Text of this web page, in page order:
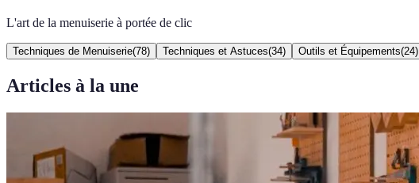
L'art de la menuiserie à portée de clic
Techniques de Menuiserie(78) Techniques et Astuces(34) Outils et Équipements(24)
Articles à la une